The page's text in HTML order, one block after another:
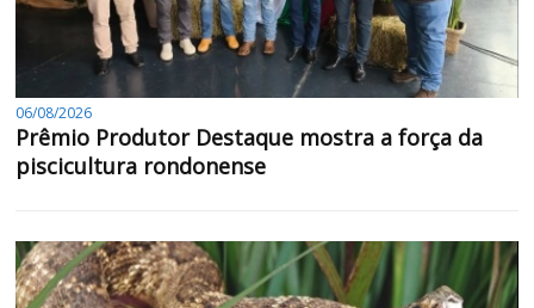
06/08/2026
Prêmio Produtor Destaque mostra a força da
piscicultura rondonense